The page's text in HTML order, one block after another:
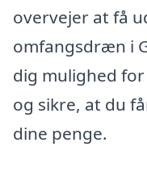
overvejer at få
omfangsdræn i
dig mulighed
og sikre, at du
dine penge.